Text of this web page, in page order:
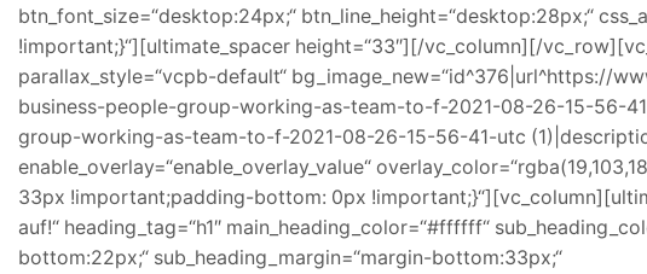
btn_font_size=“desktop:24px;“ btn_line_height=“desktop:28px;“
!important;}“][ultimate_spacer height=“33″][/vc_column][/
parallax_style=“vcpb-default“
business-people-group-working-as-team-to-f-2021-08-26-15-56-
group-working-as-team-to-f-2021-08-26-15-56-41-utc
enable_overlay=“enable_overlay_value“
33px !important;padding-bottom: 0px
auf!“ heading_tag=“h1″ main_heading_color=“#ffffff“
bottom:22px;“ sub_heading_margin=“margin-bottom:33px;“